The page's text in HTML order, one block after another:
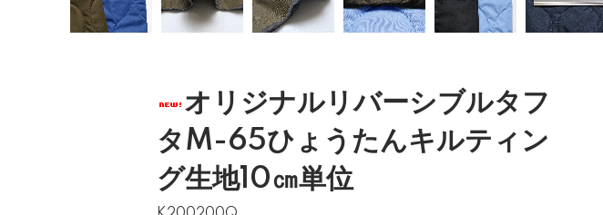
オリジナルリバーシブルタフ
タM-65ひょうたんキルティン
グ生地10㎝単位